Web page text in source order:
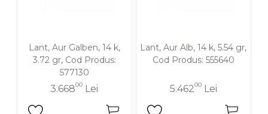
Lant, Aur Galben, 14 k,
3.72 gr, Cod Produs:
577130
3.66800 Lei
Lant, Aur Alb, 14 k, 5.54 gr,
Cod Produs: 555640
5.46200Lei